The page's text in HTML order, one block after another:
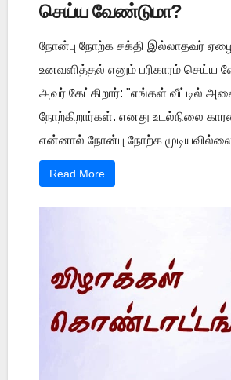
செய்ய வேண்டுமா?
நோன்பு நோற்க சக்தி இல்லாதவர்
உனவளித்தல் எனும் பரிகாரம் செய்ய
அவர் கேட்கிறார்: "எங்கள் வீட்டில்
நோற்கிறார்கள். எனது உடல்நிலை
என்னால் நோன்பு நோற்க
Read More